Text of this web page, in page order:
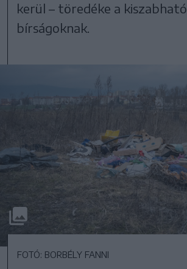
kerül – töredéke a kiszabható
bírságoknak.
FOTÓ: BORBÉLY FANNI